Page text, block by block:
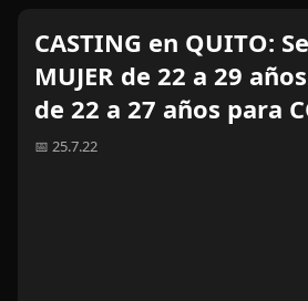
CASTING en QUITO:
MUJER de 22 a 29
de 22 a 27 años para
📅 25.7.22